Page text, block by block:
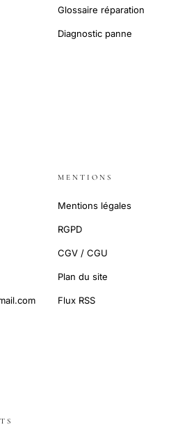
Glossaire réparation
Diagnostic panne
MENTIONS
Mentions légales
RGPD
CGV / CGU
Plan du site
Flux RSS